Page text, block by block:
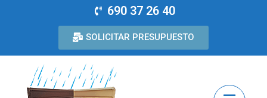
690 37 26 40
SOLICITAR PRESUPUESTO